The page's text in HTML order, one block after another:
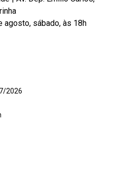
agosto, sábado, às 18h
2026